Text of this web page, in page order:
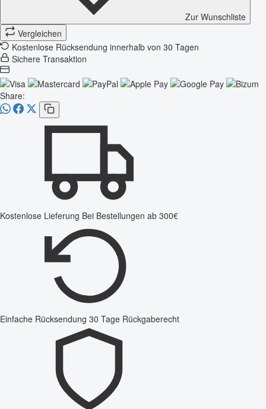
Zur Wunschliste
Vergleichen
Kostenlose Rücksendung innerhalb von 30 Tagen
Sichere Transaktion
Share:
Kostenlose Lieferung Bei Bestellungen ab 300€
Einfache Rücksendung 30 Tage Rückgaberecht